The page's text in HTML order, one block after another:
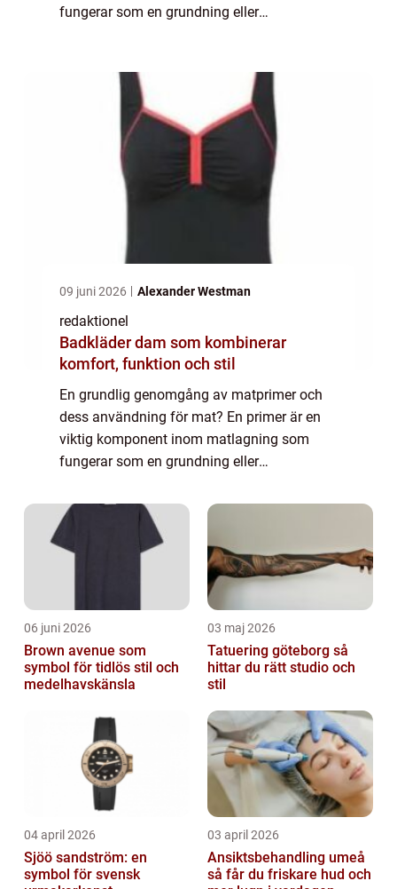
fungerar som en grundning eller
Primern kan vara i ...
09 juni 2026 Alexander Westman
redaktionel
Badkläder dam som kombinerar
komfort, funktion och stil
En grundlig genomgång av matprimer och
dess användning för mat? En primer är en
viktig komponent inom matlagning som
fungerar som en grundning eller
konsistensen och färgen på maträtter.
Primern kan vara i ...
06 juni 2026
Brown avenue som
symbol för tidlös stil och
medelhavskänsla
03 maj 2026
Tatuering göteborg så
hittar du rätt studio och
stil
04 april 2026
Sjöö sandström: en
symbol för svensk
03 april 2026
Ansiktsbehandling umeå
så får du friskare hud och